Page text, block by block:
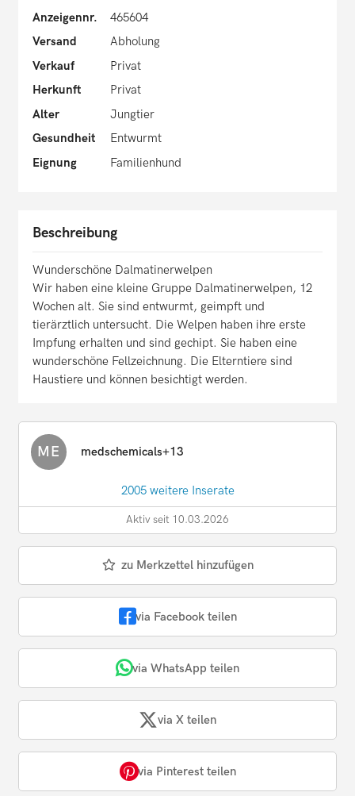
Anzeigennr.
465604
Versand
Abholung
Verkauf
Privat
Herkunft
Privat
Alter
Jungtier
Gesundheit
Entwurmt
Eignung
Familienhund
Beschreibung
Wunderschöne Dalmatinerwelpen
Wir haben eine kleine Gruppe Dalmatinerwelpen, 12
Wochen alt. Sie sind entwurmt, geimpft und
tierärztlich untersucht. Die Welpen haben ihre erste
Impfung erhalten und sind gechipt. Sie haben eine
wunderschöne Fellzeichnung. Die Elterntiere sind
Haustiere und können besichtigt werden.
ME medschemicals+13
2005 weitere Inserate
Aktiv seit 10.03.2026
zu Merkzettel hinzufügen
via Facebook teilen
via WhatsApp teilen
via X teilen
via Pinterest teilen